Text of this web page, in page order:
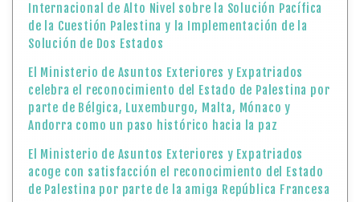
Internacional de Alto Nivel sobre la Solución Pacífica
de la Cuestión Palestina y la Implementación de la
Solución de Dos Estados
El Ministerio de Asuntos Exteriores y Expatriados
celebra el reconocimiento del Estado de Palestina por
parte de Bélgica, Luxemburgo, Malta, Mónaco y
Andorra como un paso histórico hacia la paz
El Ministerio de Asuntos Exteriores y Expatriados
acoge con satisfacción el reconocimiento del Estado
de Palestina por parte de la amiga República Francesa